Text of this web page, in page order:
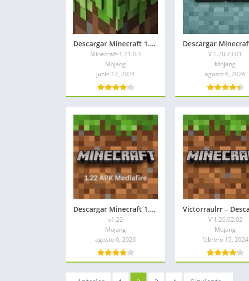
Descargar Minecraft 1.21.0.3 APK Mediafire
Minecraft-1.21.0.3
Mojang
junio 12, 2024
V 1.20.73.01
Mojang
agosto 6, 2026
Descargar Minecraft 1.22 APK Mediafire
v1.22
Mojang
agosto 6, 2026
V-1.20.62.02
Mojang
febrero 15, 2024